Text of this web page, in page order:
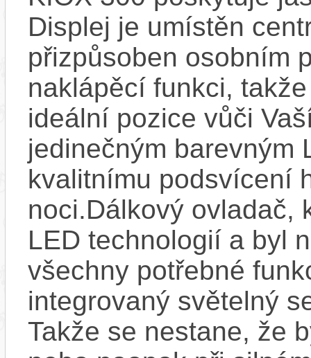
Displej je umístěn
přizpůsoben osobním
naklápěcí funkci,
ideální pozice vůči
jedinečným barevným
kvalitnímu podsvícení
noci.Dálkový ovladač,
LED technologií a byl
všechny potřebné
integrovaný světelný
Takže se nestane, že